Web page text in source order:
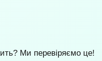
Ми перевіряємо це!